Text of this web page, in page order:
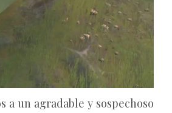
a un agradable y sospechoso